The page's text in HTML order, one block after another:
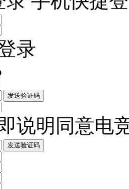
录
发送验证码
说明同意电
发送验证码